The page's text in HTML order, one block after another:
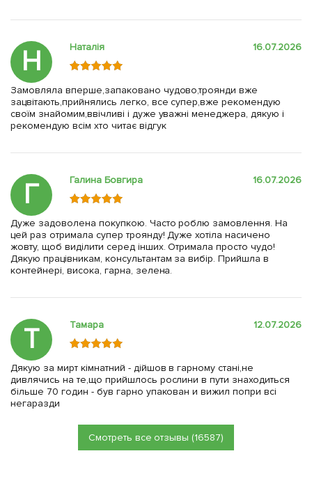
Н Наталія 16.07.2026
Замовляла вперше,запаковано чудово,троянди вже
зацвітають,прийнялись легко, все супер,вже рекомендую
своїм знайомим,ввічливі і дуже уважні менеджера, дякую і
рекомендую всім хто читає відгук
Г Галина Бовгира 16.07.2026
Дуже задоволена покупкою. Часто роблю замовлення. На
цей раз отримала супер троянду! Дуже хотіла насичено
жовту, щоб виділити серед інших. Отримала просто чудо!
Дякую працівникам, консультантам за вибір. Прийшла в
контейнері, висока, гарна, зелена.
Т Тамара 12.07.2026
Дякую за мирт кімнатний - дійшов в гарному стані,не
дивлячись на те,що прийшлось рослини в пути знаходиться
більше 70 годин - був гарно упакован и вижил попри всі
негаразди
Смотреть все отзывы (16587)